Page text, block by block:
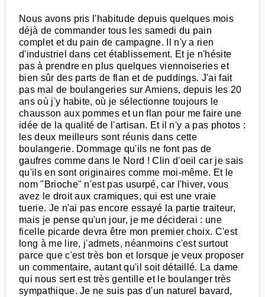
Nous avons pris l'habitude depuis quelques mois
déjà de commander tous les samedi du pain
complet et du pain de campagne. Il n'y a rien
d'industriel dans cet établissement. Et je n'hésite
pas à prendre en plus quelques viennoiseries et
bien sûr des parts de flan et de puddings. J'ai fait
pas mal de boulangeries sur Amiens, depuis les 20
ans où j'y habite, où je sélectionne toujours le
chausson aux pommes et un flan pour me faire une
idée de la qualité de l'artisan. Et il n'y a pas photos :
les deux meilleurs sont réunis dans cette
boulangerie. Dommage qu'ils ne font pas de
gaufres comme dans le Nord ! Clin d'oeil car je sais
qu'ils en sont originaires comme moi-même. Et le
nom "Brioche" n'est pas usurpé, car l'hiver, vous
avez le droit aux cramiques, qui est une vraie
tuerie. Je n'ai pas encore essayé la partie traiteur,
mais je pense qu'un jour, je me déciderai : une
ficelle picarde devra être mon premier choix. C'est
long à me lire, j'admets, néanmoins c'est surtout
parce que c'est très bon et lorsque je veux proposer
un commentaire, autant qu'il soit détaillé. La dame
qui nous sert est très gentille et le boulanger très
sympathique. Je ne suis pas d'un naturel bavard,